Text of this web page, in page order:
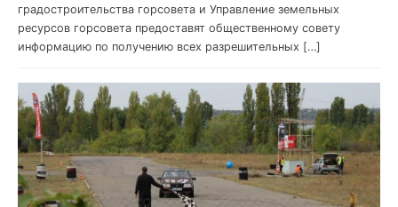
градостроительства горсовета и Управление земельных
ресурсов горсовета предоставят общественному совету
информацию по получению всех разрешительных […]